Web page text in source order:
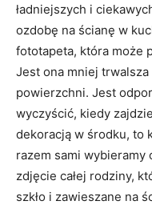
ładniejszych i
ozdobę na ścianę w
fototapeta, która może
Jest ona mniej trwalsza
powierzchni. Jest
wyczyścić, kiedy
dekoracją w środku, to
razem sami wybieramy
zdjęcie całej rodziny,
szkło i zawieszane na